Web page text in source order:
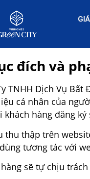
đích và
TNHH Dịch Vụ
cá nhân của
khách hàng đăng
thu thập trên
tương tác với
hàng sẽ tự chịu